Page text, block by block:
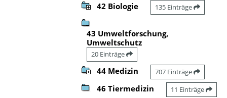
42 Biologie 135 Einträge
43 Umweltforschung,
Umweltschutz
20 Einträge
44 Medizin 707 Einträge
46 Tiermedizin 11 Einträge